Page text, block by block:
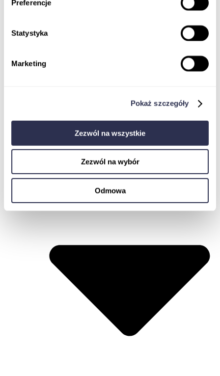
Preferencje
Statystyka
Marketing
Pokaż szczegóły
Zezwól na wszystkie
Zezwól na wybór
Odmowa
Komisja Bioetyczna w procesie rejestracji
badania klinicznego wyrobu medycznego
Pharmacovigilance